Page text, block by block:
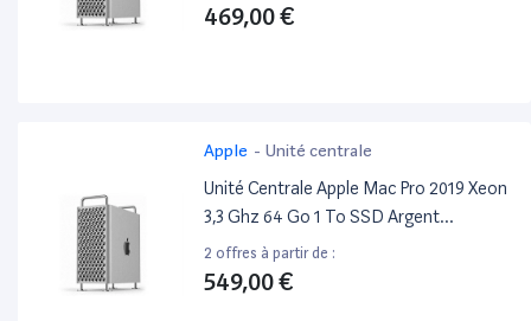
469,00 €
Apple - Unité centrale
Unité Centrale Apple Mac Pro 2019 Xeon
3,3 Ghz 64 Go 1 To SSD Argent
Reconditionné
2 offres à partir de :
549,00 €